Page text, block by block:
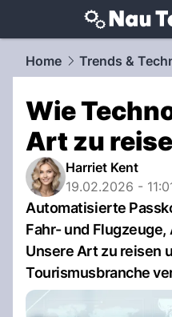
techtrends.
Home Trends &
Wie
Art zu
Harriet Kent
19.02.2026 -
Automatisierte
Fahr- und
Unsere Art zu reisen
Tourismusbranche